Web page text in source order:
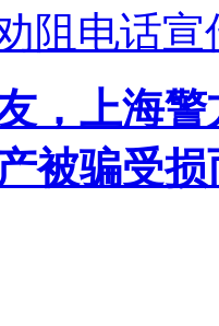
阻电话宣
，上海
被骗受